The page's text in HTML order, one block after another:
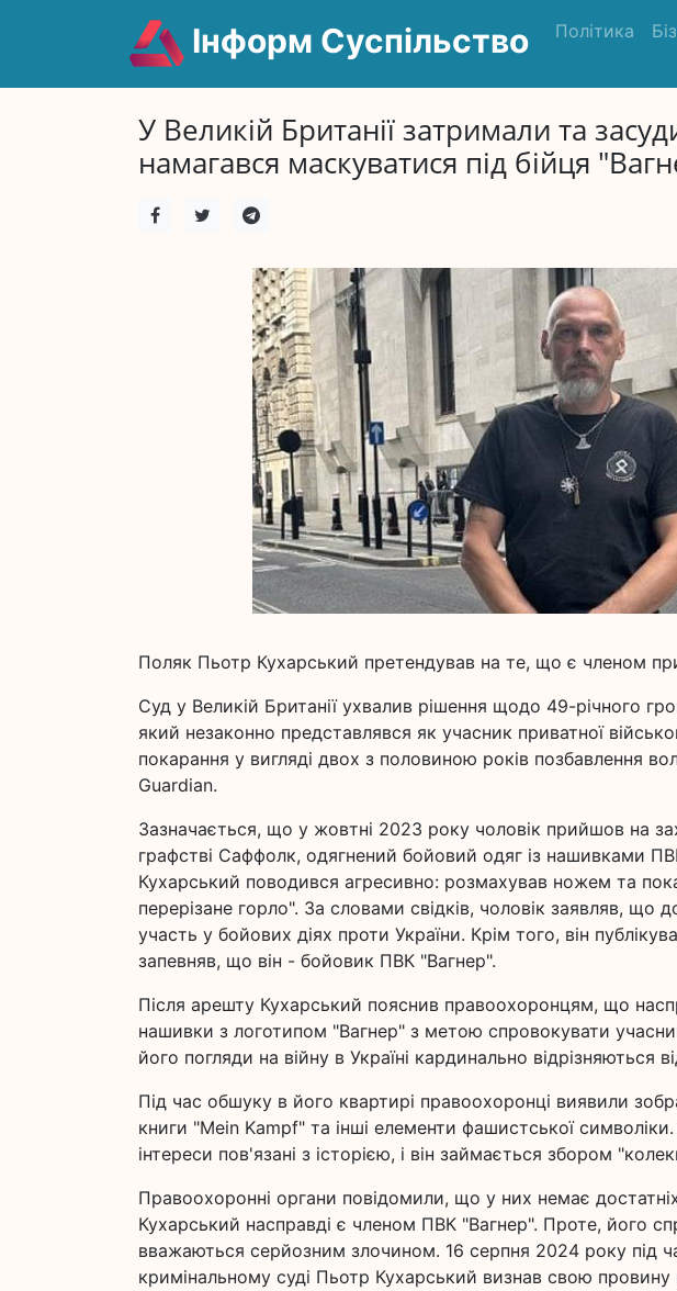
Інформ Суспільство Політика
У Великій Британії затримали та
намагався маскуватися під бійця
Поляк Пьотр Кухарський претендував на те, що є членом
Суд у Великій Британії ухвалив рішення щодо 49-річного
який незаконно представлявся як учасник приватної
покарання у вигляді двох з половиною років позбавлення
Guardian.
Зазначається, що у жовтні 2023 року чоловік прийшов на
графстві Саффолк, одягнений бойовий одяг із нашивками
Кухарський поводився агресивно: розмахував ножем та
перерізане горло". За словами свідків, чоловік заявляв, що
участь у бойових діях проти України. Крім того, він
запевняв, що він - бойовик ПВК "Вагнер".
Після арешту Кухарський пояснив правоохоронцям, що
нашивки з логотипом "Вагнер" з метою спровокувати
його погляди на війну в Україні кардинально відрізняються
Під час обшуку в його квартирі правоохоронці виявили
книги "Mein Kampf" та інші елементи фашистської
інтереси пов'язані з історією, і він займається збором
Правоохоронні органи повідомили, що у них немає
Кухарський насправді є членом ПВК "Вагнер". Проте, його
вважаються серйозним злочином. 16 серпня 2024 року під
кримінальному суді Пьотр Кухарський визнав свою провину